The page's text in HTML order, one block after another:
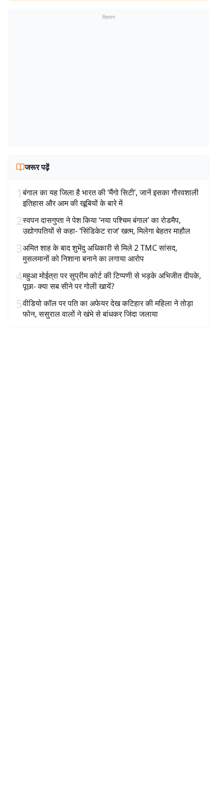
विज्ञापन
जरूर पढ़ें
1बंगाल का यह जिला है भारत की ‘मैंगो सिटी’, जानें इसका गौरवशाली
इतिहास और आम की खूबियों के बारे में
2स्वपन दासगुप्ता ने पेश किया ‘नया पश्चिम बंगाल’ का रोडमैप,
उद्योगपतियों से कहा- ‘सिंडिकेट राज’ खत्म, मिलेगा बेहतर माहौल
3अमित शाह के बाद शुभेंदु अधिकारी से मिले 2 TMC सांसद,
मुसलमानों को निशाना बनाने का लगाया आरोप
4महुआ मोईत्रा पर सुप्रीम कोर्ट की टिप्पणी से भड़के अभिजीत दीपके,
पूछा- क्या सब सीने पर गोली खायें?
5वीडियो कॉल पर पति का अफेयर देख कटिहार की महिला ने तोड़ा
फोन, ससुराल वालों ने खंभे से बांधकर जिंदा जलाया